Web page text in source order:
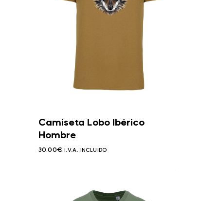
Camiseta Lobo Ibérico
Hombre
30.00€ I.V.A. INCLUIDO